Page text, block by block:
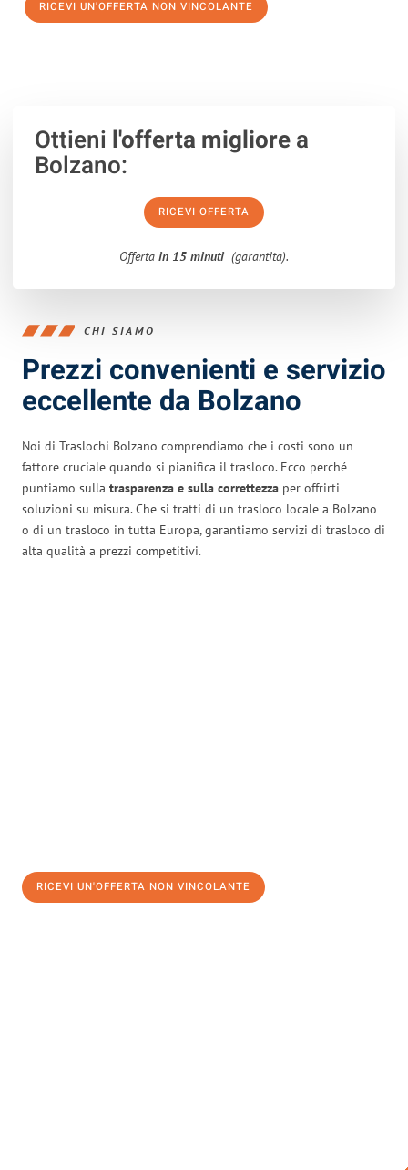
RICEVI UN'OFFERTA NON VINCOLANTE
Ottieni l'offerta migliorea
Bolzano:
RICEVI OFFERTA
Offerta in 15 minuti (garantita).
CHI SIAMO
Prezzi convenienti e servizio
eccellente da Bolzano
Noi di Traslochi Bolzano comprendiamo che i costi sono un
fattore cruciale quando si pianifica il trasloco. Ecco perché
puntiamo sulla trasparenza e sulla correttezza per offrirti
soluzioni su misura. Che si tratti di un trasloco locale a Bolzano
o di un trasloco in tutta Europa, garantiamo servizi di trasloco di
alta qualità a prezzi competitivi.
RICEVI UN'OFFERTA NON VINCOLANTE